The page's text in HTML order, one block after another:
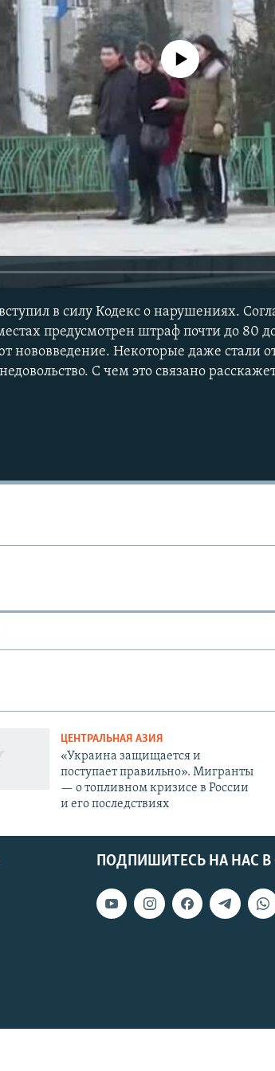
No media source currently
в силу Кодекс о нарушениях.
предусмотрен штраф почти до 80
нововведение. Некоторые даже стали
С чем это связано
ЦЕНТРАЛЬНАЯ АЗИЯ
«Украина защищается и
поступает правильно». Мигранты
— о топливном кризисе в России
и его последствиях
ПОДПИШИТЕСЬ НА НАС В